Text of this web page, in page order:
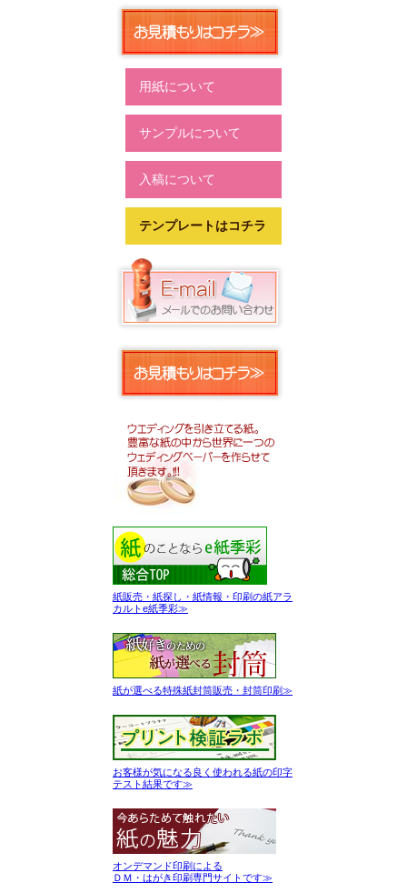
用紙について
サンプルについて
入稿について
テンプレートはコチラ
紙販売・紙探し・紙情報・印刷の紙アラ
カルトe紙季彩≫
紙が選べる特殊紙封筒販売・封筒印刷≫
お客様が気になる良く使われる紙の印字
テスト結果です≫
オンデマンド印刷による
ＤＭ・はがき印刷専門サイトです≫